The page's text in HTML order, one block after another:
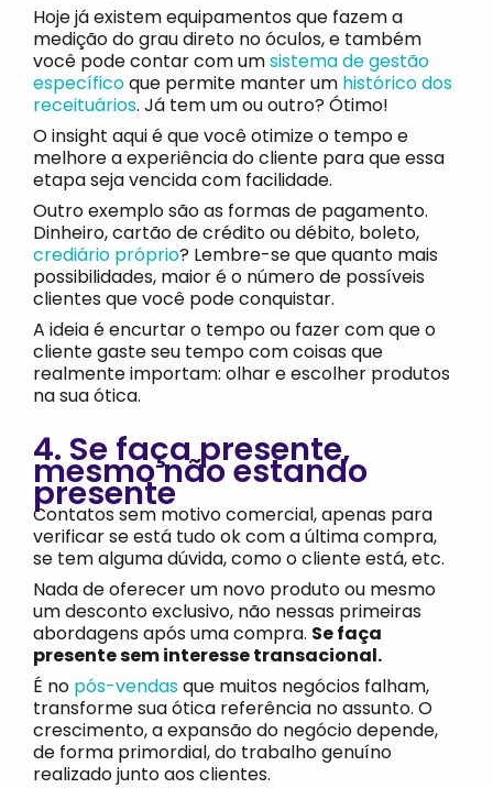
Hoje já existem equipamentos que fazem a
medição do grau direto no óculos, e também
você pode contar com umsistema de gestão
específicoque permite manter um histórico dos
receituários. Já tem um ou outro? Ótimo!
O insight aqui é que você otimize o tempo e
melhore a experiência do cliente para que essa
etapa seja vencida com facilidade.
Outro exemplo são as formas de pagamento.
Dinheiro, cartão de crédito ou débito, boleto,
crediário próprio? Lembre-se que quanto mais
possibilidades, maior é o número de possíveis
clientes que você pode conquistar.
A ideia é encurtar o tempo ou fazer com que o
cliente gaste seu tempo com coisas que
realmente importam: olhar e escolher produtos
na sua ótica.
4. Se faça presente,
mesmo não estando
presente
Contatos sem motivo comercial, apenas para
verificar se está tudo ok com a última compra,
se tem alguma dúvida, como o cliente está, etc.
Nada de oferecer um novo produto ou mesmo
um desconto exclusivo, não nessas primeiras
abordagens após uma compra. Se faça
presente sem interesse transacional.
É no pós-vendasque muitos negócios falham,
transforme sua ótica referência no assunto. O
crescimento, a expansão do negócio depende,
de forma primordial, do trabalho genuíno
realizado junto aos clientes.